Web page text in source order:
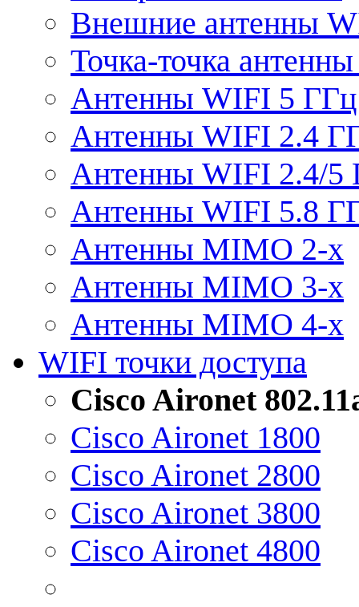
Внешние антенны
Точка-точка
Антенны WIFI 5 ГГц
Антенны WIFI 2.4
Антенны WIFI 2.4/5
Антенны WIFI 5.8
Антенны MIMO 2-x
Антенны MIMO 3-x
Антенны MIMO 4-x
WIFI точки доступа
Cisco Aironet
Cisco Aironet 1800
Cisco Aironet 2800
Cisco Aironet 3800
Cisco Aironet 4800